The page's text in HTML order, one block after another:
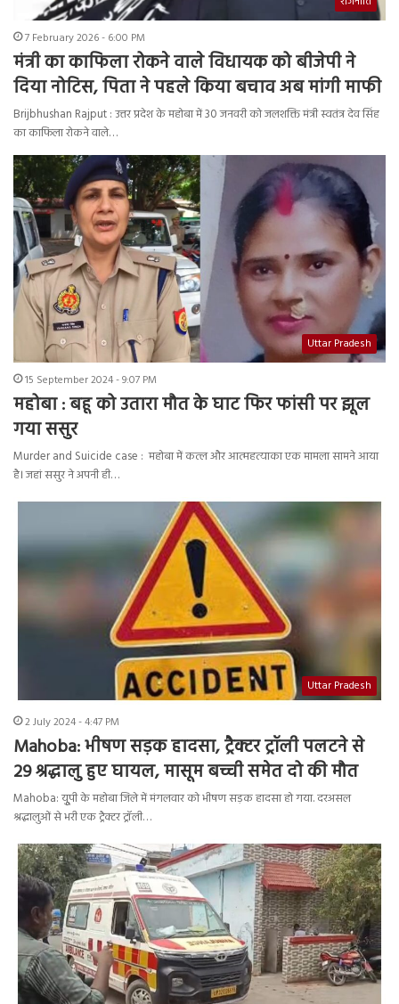
7 February 2026 - 6:00 PM
मंत्री का काफिला रोकने वाले विधायक को बीजेपी ने
दिया नोटिस, पिता ने पहले किया बचाव अब मांगी माफी
Brijbhushan Rajput : उत्तर प्रदेश के महोबा में 30 जनवरी को जलशक्ति मंत्री स्वतंत्र देव सिंह
का काफिला रोकने वाले…
Uttar Pradesh
15 September 2024 - 9:07 PM
महोबा : बहू को उतारा मौत के घाट फिर फांसी पर झूल
गया ससुर
Murder and Suicide case : महोबा में कत्ल और आत्महत्याका एक मामला सामने आया
है। जहां ससुर ने अपनी ही…
Uttar Pradesh
2 July 2024 - 4:47 PM
Mahoba: भीषण सड़क हादसा, ट्रैक्टर ट्रॉली पलटने से
29 श्रद्धालु हुए घायल, मासूम बच्ची समेत दो की मौत
Mahoba: यूुपी के महोबा जिले में मंगलवार को भीषण सड़क हादसा हो गया. दरअसल
श्रद्धालुओं से भरी एक ट्रैक्टर ट्रॉली…